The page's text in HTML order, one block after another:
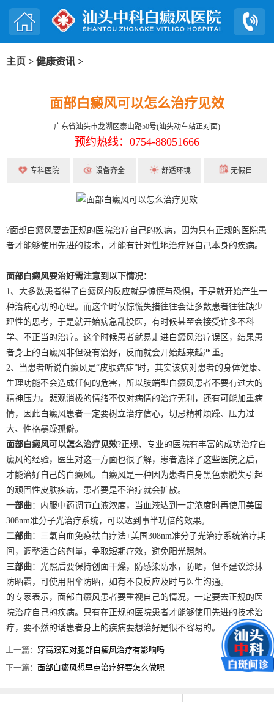
主页 > 健康资讯 >
面部白癜风可以怎么治疗见效
广东省汕头市龙湖区泰山路50号(汕头动车站正对面)
预约热线：0754-88051666
专科医院 设备齐全 舒适环境 无假日
?面部白癜风要去正规的医院治疗自己的疾病，因为只有正规的医院患
者才能够使用先进的技术，才能有针对性地治疗好自己本身的疾病。
面部白癜风要治好需注意到以下情况：
1、大多数患者得了白癜风的反应就是惊慌与恐惧，于是就开始产生一
种治病心切的心理。而这个时候惊慌失措往往会让多数患者往往缺少
理性的思考，于是就开始病急乱投医，有时候甚至会接受许多不科
学、不正当的治疗。这个时候患者就易走进白癜风治疗误区，结果患
者身上的白癜风非但没有治好，反而就会开始越来越严重。
2、当患者听说白癜风是“皮肤癌症”时，其实该病对患者的身体健康、
生理功能不会造成任何的危害，所以肢端型白癜风患者不要有过大的
精神压力。悲观消极的情绪不仅对病情的治疗无利，还有可能加重病
情，因此白癜风患者一定要树立治疗信心，切忌精神烦躁、压力过
大、性格暴躁孤僻。
面部白癜风可以怎么治疗见效?正规、专业的医院有丰富的成功治疗白
癜风的经验，医生对这一方面也很了解，患者选择了这些医院之后，
才能治好自己的白癜风。白癜风是一种因为患者自身黑色素脱失引起
的顽固性皮肤疾病，患者要是不治疗就会扩散。
一部曲 ：内服中药调节血液浓度，当血液达到一定浓度时再使用美国
308nm准分子光治疗系统，可以达到事半功倍的效果。
二部曲 ：三氧自血免疫祛白疗法+美国308nm准分子光治疗系统治疗期
间，调整适合的剂量，争取短期疗效，避免阳光照射。
三部曲 ：光照后要保持创面干燥，防感染防水，防晒，但不建议涂抹
防晒霜，可使用阳伞防晒，如有不良反应及时与医生沟通。
的专家表示，面部白癜风患者要重视自己的情况，一定要去正规的医
院治疗自己的疾病。只有在正规的医院患者才能够使用先进的技术治
疗，要不然的话患者身上的疾病要想治好是很不容易的。
上一篇： 穿高跟鞋对腿部白癜风治疗有影响吗
下一篇：面部白癜风想早点治疗好要怎么做呢